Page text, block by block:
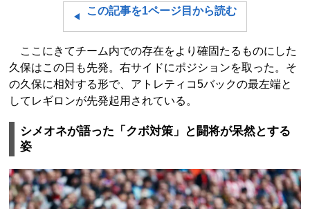
この記事を1ページ目から読む
ここにきてチーム内での存在をより確固たるものにした
久保はこの日も先発。右サイドにポジションを取った。そ
の久保に相対する形で、アトレティコ5バックの最左端と
してレギロンが先発起用されている。
シメオネが語った「クボ対策」と闘将が呆然とする
姿